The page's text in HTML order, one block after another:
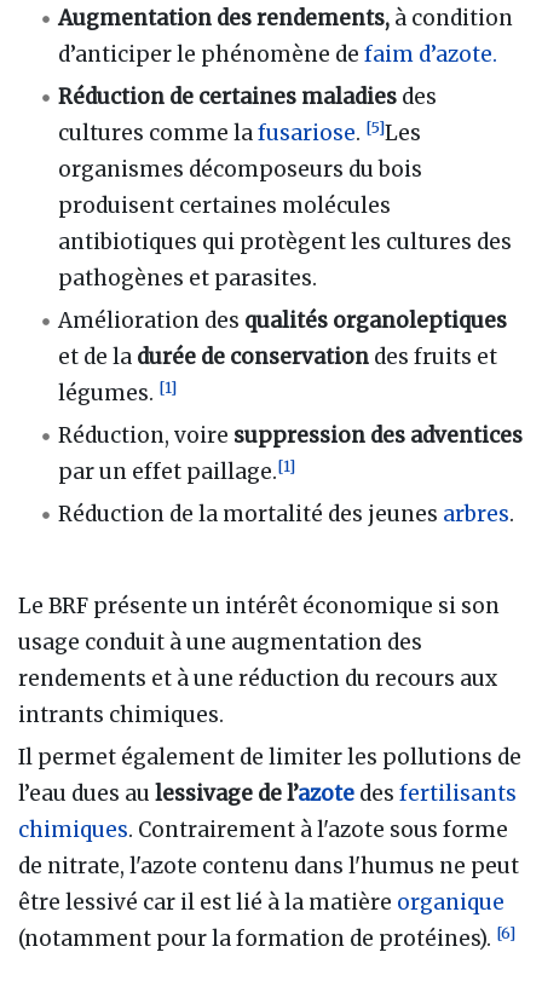
Augmentation des rendements, à condition
d’anticiper le phénomène defaim d’azote.
Réduction de certaines maladies des
cultures comme lafusariose. [5]Les
organismes décomposeurs du bois
produisent certaines molécules
antibiotiques qui protègent les cultures des
pathogènes et parasites.
Amélioration des qualités organoleptiques
et de la durée de conservation des fruits et
légumes. [1]
Réduction, voire suppression des adventices
par un effet paillage.[1]
Réduction de la mortalité des jeunes arbres.
Le BRF présente un intérêt économique si son
usage conduit à une augmentation des
rendements et à une réduction du recours aux
intrants chimiques.
Il permet également de limiter les pollutions de
l’eau dues au lessivage de l’azote des fertilisants
chimiques. Contrairement à l'azote sous forme
de nitrate, l'azote contenu dans l'humus ne peut
être lessivé car il est lié à la matière organique
(notamment pour la formation de protéines). [6]